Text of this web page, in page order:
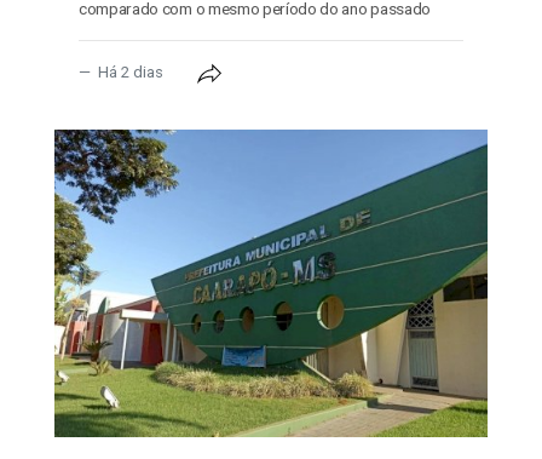
comparado com o mesmo período do ano passado
Há 2 dias